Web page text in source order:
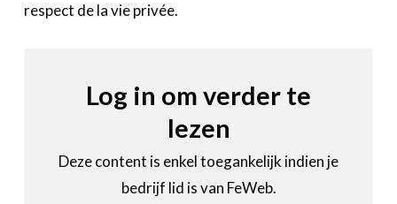
respect de la vie privée.
Log in om verder te
lezen
Deze content is enkel toegankelijk indien je
bedrijf lid is van FeWeb.